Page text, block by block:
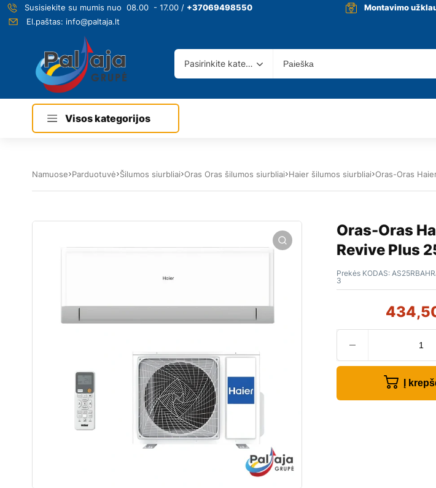
Susisiekite su mumis nuo 08.00 - 17.00 / +37069498550 Montavimo
El.paštas: info@paltaja.lt
Pasirinkite kategoriją
Visos kategorijos
Namuose Parduotuvė Šilumos siurbliai Oras Oras šilumos siurbliai Haier šilumos siurbliai Oras-Oras
Oras-Oras
Revive Plus
Prekės KODAS:
3
Į